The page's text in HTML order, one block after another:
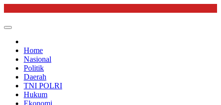
content
Home
Nasional
Politik
Daerah
TNI POLRI
Hukum
Ekonomi